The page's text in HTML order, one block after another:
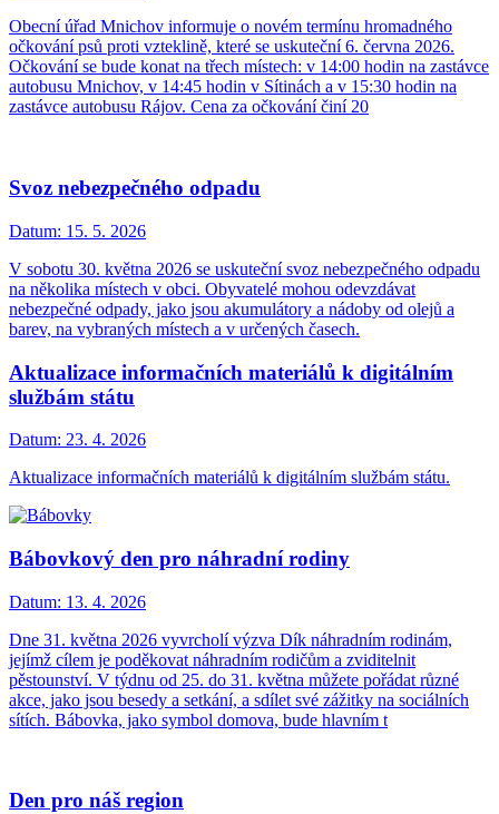
Obecní úřad Mnichov informuje o novém termínu hromadného
očkování psů proti vzteklině, které se uskuteční 6. června 2026.
Očkování se bude konat na třech místech: v 14:00 hodin na zastávce
autobusu Mnichov, v 14:45 hodin v Sítinách a v 15:30 hodin na
zastávce autobusu Rájov. Cena za očkování činí 20
Svoz nebezpečného odpadu
Datum: 15. 5. 2026
V sobotu 30. května 2026 se uskuteční svoz nebezpečného odpadu
na několika místech v obci. Obyvatelé mohou odevzdávat
nebezpečné odpady, jako jsou akumulátory a nádoby od olejů a
barev, na vybraných místech a v určených časech.
Aktualizace informačních materiálů k digitálním
službám státu
Datum: 23. 4. 2026
Aktualizace informačních materiálů k digitálním službám státu.
Bábovkový den pro náhradní rodiny
Datum: 13. 4. 2026
Dne 31. května 2026 vyvrcholí výzva Dík náhradním rodinám,
jejímž cílem je poděkovat náhradním rodičům a zviditelnit
pěstounství. V týdnu od 25. do 31. května můžete pořádat různé
akce, jako jsou besedy a setkání, a sdílet své zážitky na sociálních
sítích. Bábovka, jako symbol domova, bude hlavním t
Den pro náš region